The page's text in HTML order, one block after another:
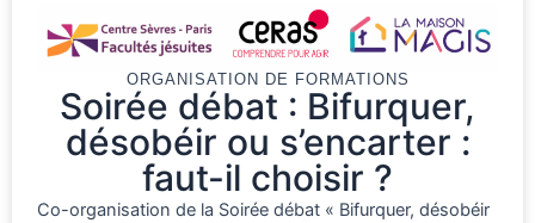
ORGANISATION DE FORMATIONS
Soirée débat : Bifurquer,
désobéir ou s’encarter :
faut-il choisir ?
Co-organisation de la Soirée débat « Bifurquer, désobéir